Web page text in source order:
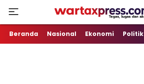
WartaXpress
Tegas, Lugas dan Akurat
Beranda Nasional Ekonomi Politik